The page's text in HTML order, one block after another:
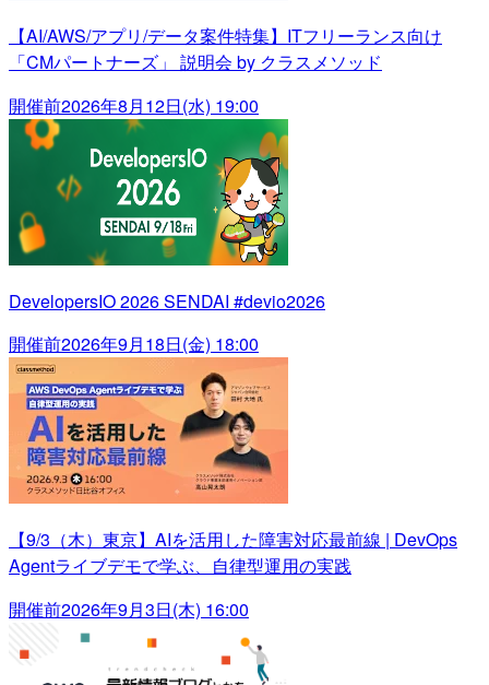
【AI/AWS/アプリ/データ案件特集】ITフリーランス向け
「CMパートナーズ」 説明会 by クラスメソッド
開催前2026年8月12日(水) 19:00
DevelopersIO 2026 SENDAI #devio2026
開催前2026年9月18日(金) 18:00
【9/3（木）東京】AIを活用した障害対応最前線 | DevOps
Agentライブデモで学ぶ、自律型運用の実践
開催前2026年9月3日(木) 16:00